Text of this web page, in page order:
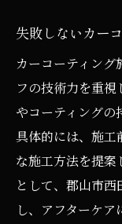
法
郡山市周辺
郡山市
の動向
洗車専
品ラン
カーコ
チェック
失敗しないカー
カーコーティング
フの技術力を重
やコーティングの
具体的には、施工
な施工方法を提案
として、郡山市
し、アフターケ